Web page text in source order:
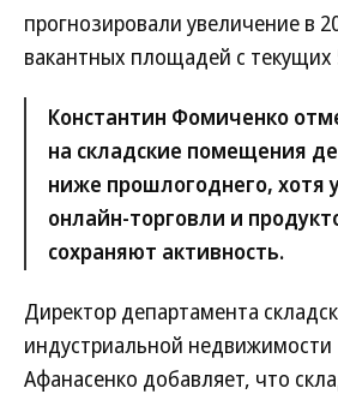
прогнозировали увеличение в
вакантных площадей с текущих
Константин Фомиченко
на складские помещения
ниже прошлогоднего, хотя
онлайн-торговли и
сохраняют активность.
Директор департамента
индустриальной
Афанасенко добавляет, что